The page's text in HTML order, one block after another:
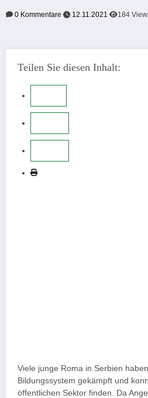
0 Kommentare 12.11.2021 184
Teilen Sie diesen Inhalt:
Viele junge Roma in Serbien
Bildungssystem gekämpft und
öffentlichen Sektor finden. Da